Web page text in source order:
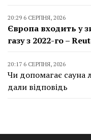
20:29 6 СЕРПНЯ, 2026
Європа входить у
газу з 2022-го –
20:17 6 СЕРПНЯ, 2026
Чи допомагає сауна
дали відповідь